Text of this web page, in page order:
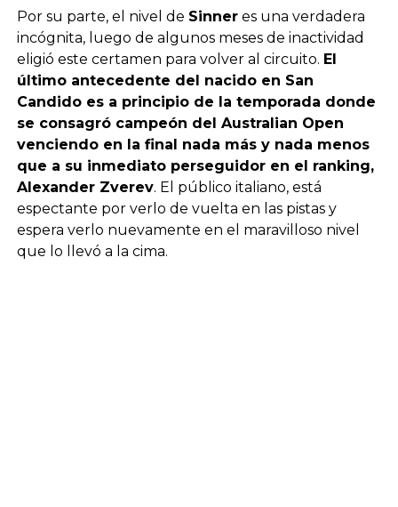
Por su parte, el nivel de Sinneres una verdadera
incógnita, luego de algunos meses de inactividad
eligió este certamen para volver al circuito. El
último antecedente del nacido en San
Candido es a principio de la temporada donde
se consagró campeón del Australian Open
venciendo en la final nada más y nada menos
que a su inmediato perseguidor en el ranking,
Alexander Zverev. El público italiano, está
espectante por verlo de vuelta en las pistas y
espera verlo nuevamente en el maravilloso nivel
que lo llevó a la cima.